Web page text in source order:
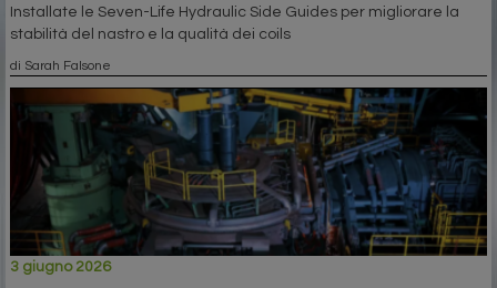
Installate le Seven-Life Hydraulic Side Guides per migliorare la
stabilità del nastro e la qualità dei coils
di Sarah Falsone
3 giugno 2026